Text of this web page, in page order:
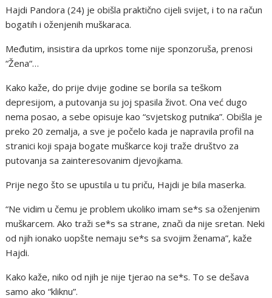
Hajdi Pandora (24) je obišla praktično cijeli svijet, i to na račun
bogatih i oženjenih muškaraca.
Međutim, insistira da uprkos tome nije sponzoruša, prenosi
“Žena“…
Kako kaže, do prije dvije godine se borila sa teškom
depresijom, a putovanja su joj spasila život. Ona već dugo
nema posao, a sebe opisuje kao “svjetskog putnika”. Obišla je
preko 20 zemalja, a sve je počelo kada je napravila profil na
stranici koji spaja bogate muškarce koji traže društvo za
putovanja sa zainteresovanim djevojkama.
Prije nego što se upustila u tu priču, Hajdi je bila maserka.
“Ne vidim u čemu je problem ukoliko imam se*s sa oženjenim
muškarcem. Ako traži se*s sa strane, znači da nije sretan. Neki
od njih ionako uopšte nemaju se*s sa svojim ženama”, kaže
Hajdi.
Kako kaže, niko od njih je nije tjerao na se*s. To se dešava
samo ako “kliknu”.